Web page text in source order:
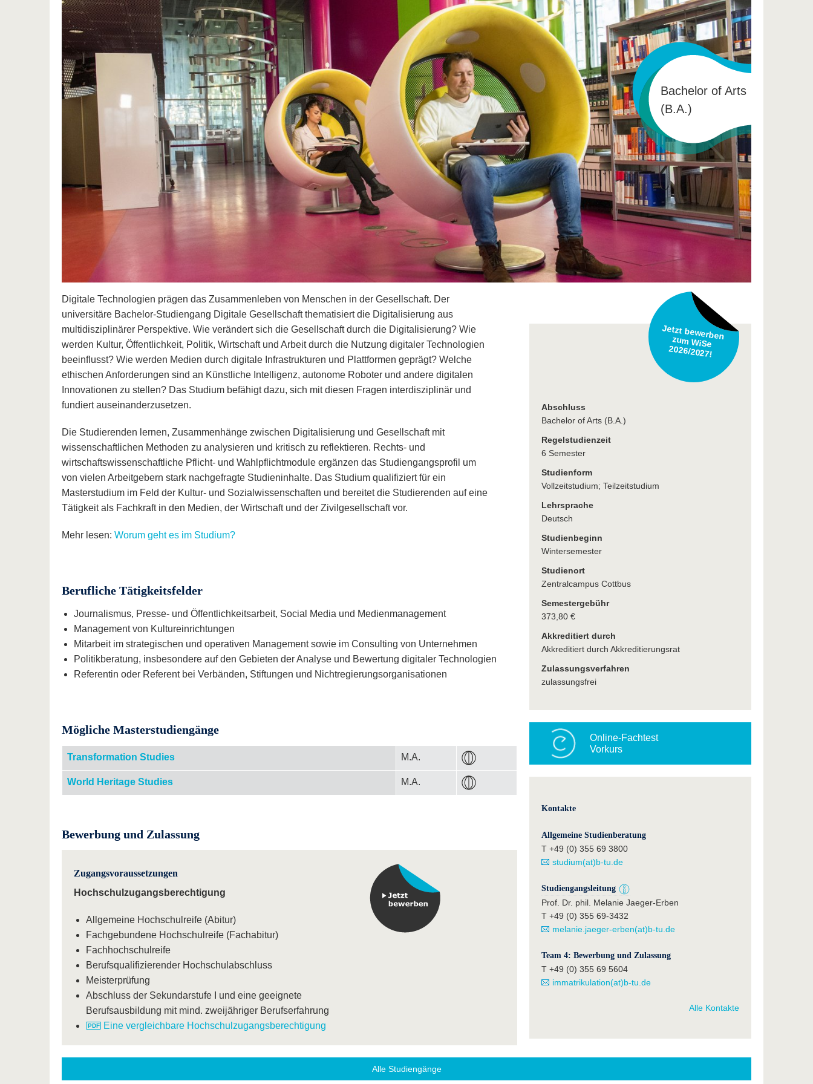
Bachelor of Arts
(B.A.)
Digitale Technologien prägen das Zusammenleben von Menschen in der Gesellschaft. Der
universitäre Bachelor-Studiengang Digitale Gesellschaft thematisiert die Digitalisierung aus
multidisziplinärer Perspektive. Wie verändert sich die Gesellschaft durch die Digitalisierung? Wie
werden Kultur, Öffentlichkeit, Politik, Wirtschaft und Arbeit durch die Nutzung digitaler Technologien
beeinflusst? Wie werden Medien durch digitale Infrastrukturen und Plattformen geprägt? Welche
ethischen Anforderungen sind an Künstliche Intelligenz, autonome Roboter und andere digitalen
Innovationen zu stellen? Das Studium befähigt dazu, sich mit diesen Fragen interdisziplinär und
fundiert auseinanderzusetzen.
Die Studierenden lernen, Zusammenhänge zwischen Digitalisierung und Gesellschaft mit
wissenschaftlichen Methoden zu analysieren und kritisch zu reflektieren. Rechts- und
wirtschaftswissenschaftliche Pflicht- und Wahlpflichtmodule ergänzen das Studiengangsprofil um
von vielen Arbeitgebern stark nachgefragte Studieninhalte. Das Studium qualifiziert für ein
Masterstudium im Feld der Kultur- und Sozialwissenschaften und bereitet die Studierenden auf eine
Tätigkeit als Fachkraft in den Medien, der Wirtschaft und der Zivilgesellschaft vor.
Mehr lesen: Worum geht es im Studium?
Berufliche Tätigkeitsfelder
Journalismus, Presse- und Öffentlichkeitsarbeit, Social Media und Medienmanagement
Management von Kultureinrichtungen
Mitarbeit im strategischen und operativen Management sowie im Consulting von Unternehmen
Politikberatung, insbesondere auf den Gebieten der Analyse und Bewertung digitaler Technologien
Referentin oder Referent bei Verbänden, Stiftungen und Nichtregierungsorganisationen
Mögliche Masterstudiengänge
Transformation Studies M.A.
World Heritage Studies M.A.
Bewerbung und Zulassung
Zugangsvoraussetzungen
Hochschulzugangsberechtigung
Allgemeine Hochschulreife (Abitur)
Fachgebundene Hochschulreife (Fachabitur)
Fachhochschulreife
Berufsqualifizierender Hochschulabschluss
Meisterprüfung
Abschluss der Sekundarstufe I und eine geeignete
Berufsausbildung mit mind. zweijähriger Berufserfahrung
Eine vergleichbare Hochschulzugangsberechtigung
Jetzt bewerben
zum WiSe
2026/2027!
Abschluss
Bachelor of Arts (B.A.)
Regelstudienzeit
6 Semester
Studienform
Vollzeitstudium; Teilzeitstudium
Lehrsprache
Deutsch
Studienbeginn
Wintersemester
Studienort
Zentralcampus Cottbus
Semestergebühr
373,80 €
Akkreditiert durch
Akkreditiert durch Akkreditierungsrat
Zulassungsverfahren
zulassungsfrei
Online-Fachtest
Vorkurs
Kontakte
Allgemeine Studienberatung
T +49 (0) 355 69 3800
studium(at)b-tu.de
Studiengangsleitung
Prof. Dr. phil. Melanie Jaeger-Erben
T +49 (0) 355 69-3432
melanie.jaeger-erben(at)b-tu.de
Team 4: Bewerbung und Zulassung
T +49 (0) 355 69 5604
immatrikulation(at)b-tu.de
Alle Kontakte
Alle Studiengänge